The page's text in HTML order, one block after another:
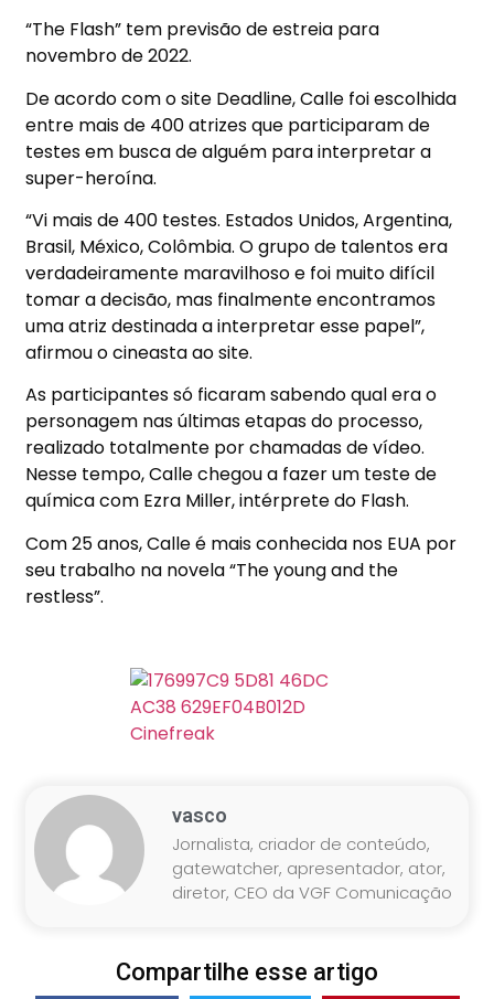
“The Flash” tem previsão de estreia para
novembro de 2022.
De acordo com o site Deadline, Calle foi escolhida
entre mais de 400 atrizes que participaram de
testes em busca de alguém para interpretar a
super-heroína.
“Vi mais de 400 testes. Estados Unidos, Argentina,
Brasil, México, Colômbia. O grupo de talentos era
verdadeiramente maravilhoso e foi muito difícil
tomar a decisão, mas finalmente encontramos
uma atriz destinada a interpretar esse papel”,
afirmou o cineasta ao site.
As participantes só ficaram sabendo qual era o
personagem nas últimas etapas do processo,
realizado totalmente por chamadas de vídeo.
Nesse tempo, Calle chegou a fazer um teste de
química com Ezra Miller, intérprete do Flash.
Com 25 anos, Calle é mais conhecida nos EUA por
seu trabalho na novela “The young and the
restless”.
vasco
Jornalista, criador de conteúdo,
gatewatcher, apresentador, ator,
diretor, CEO da VGF Comunicação
Compartilhe esse artigo